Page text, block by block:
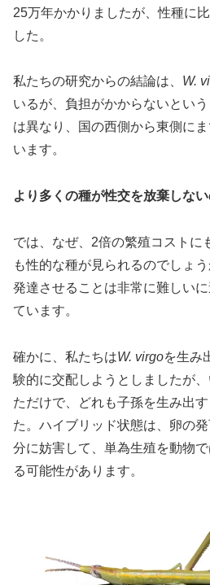
25万年かかりましたが、性種に
した。
私たちの研究からの結論は、 W.
いるが、負担がかからないとい
は異なり、国の西側から東側に
います。
より多くの種が性交を放棄しな
では、なぜ、2倍の繁殖コストに
も性的な種が見られるのでしょ
発達させることは非常に難しい
ています。
確かに、私たちはW. virgoを生み
験的に交配しようとしましたが
ただけで、どれも子孫を生み出
た。ハイブリッド状態は、卵の
分に妨害して、単為生殖を動物
る可能性があります。